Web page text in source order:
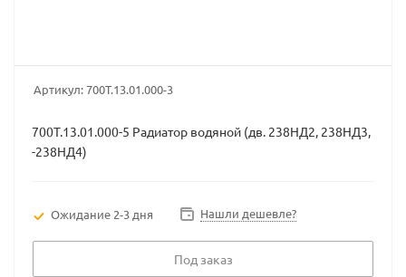
Артикул:700Т.13.01.000-3
700Т.13.01.000-5 Радиатор водяной (дв. 238НД2, 238НД3,
-238НД4)
Ожидание 2-3 дня Нашли дешевле?
Под заказ